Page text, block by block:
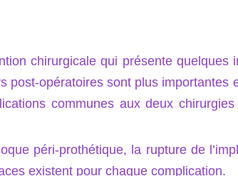
chirurgicale qui présente quelques
post-opératoires sont plus importantes
communes aux deux
péri-prothétique, la rupture de
existent pour chaque complication.